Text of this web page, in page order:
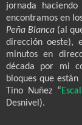
jornada
encontramos en
Peña Blanca (al
dirección oeste),
minutos en
década por mi
bloques que
Tino Nuñez “
Desnivel).